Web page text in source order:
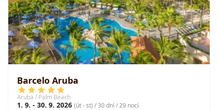
Barcelo Aruba
Aruba / Palm Beach
1. 9. - 30. 9. 2026 (út - st) / 30 dní / 29 nocí